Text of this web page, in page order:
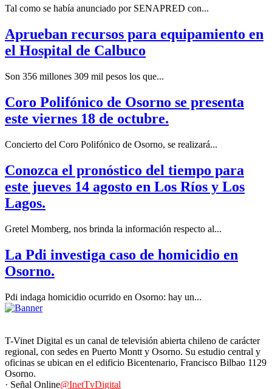
Tal como se había anunciado por SENAPRED con...
Aprueban recursos para equipamiento en
el Hospital de Calbuco
Son 356 millones 309 mil pesos los que...
Coro Polifónico de Osorno se presenta
este viernes 18 de octubre.
Concierto del Coro Polifónico de Osorno, se realizará...
Conozca el pronóstico del tiempo para
este jueves 14 agosto en Los Ríos y Los
Lagos.
Gretel Momberg, nos brinda la información respecto al...
La Pdi investiga caso de homicidio en
Osorno.
Pdi indaga homicidio ocurrido en Osorno: hay un...
T-Vinet Digital es un canal de televisión abierta chileno de carácter
regional, con sedes en Puerto Montt y Osorno. Su estudio central y
oficinas se ubican en el edificio Bicentenario, Francisco Bilbao 1129
Osorno.
· Señal Online@InetTvDigital